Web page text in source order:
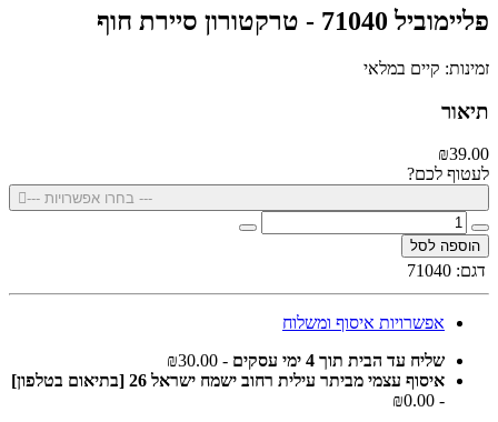
פליימוביל 71040 - טרקטורון סיירת חוף
זמינות: קיים במלאי
תיאור
₪39.00
לעטוף לכם?
--- בחרו אפשרויות ---
הוספה לסל
דגם: 71040
אפשרויות איסוף ומשלוח
שליח עד הבית תוך 4 ימי עסקים
- ₪30.00
איסוף עצמי מביתר עילית רחוב ישמח ישראל 26 [בתיאום בטלפון]
- ₪0.00